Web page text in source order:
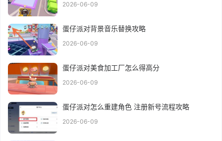
2026-06-09
蛋仔派对背景音乐替换攻略
2026-06-09
蛋仔派对美食加工厂怎么得高分
2026-06-09
蛋仔派对怎么重建角色 注册新号流程攻略
2026-06-09